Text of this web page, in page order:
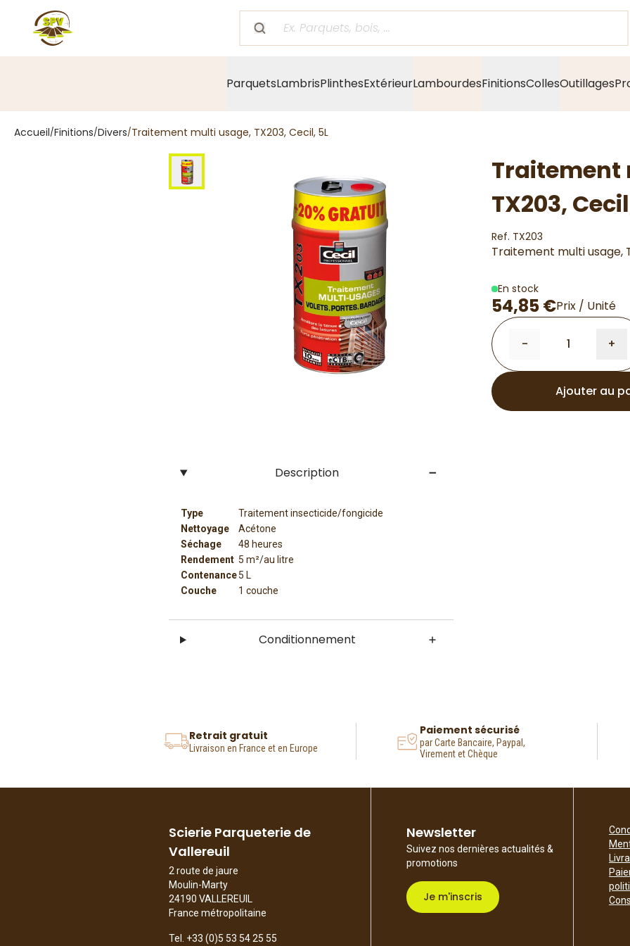
ParquetsLambrisPlinthesExtérieurLambourdesFinitionsCollesOutillages
Accueil Finitions Divers Traitement multi usage, TX203, Cecil, 5L
Traitement
TX203,
Ref. TX203
Traitement multi usage,
En stock
54,85 €Prix / Unité
- +
Ajouter au
Description
Type
Traitement insecticide/fongicide
Nettoyage
Acétone
Séchage
48 heures
Rendement 5 m²/au litre
Contenance5 L
Couche
1 couche
Conditionnement
Retrait gratuit
Livraison en France et en Europe
Paiement sécurisé
par Carte Bancaire, Paypal,
Virement et Chèque
Scierie Parqueterie de
Vallereuil
2 route de jaure
Moulin-Marty
24190 VALLEREUIL
France métropolitaine
Tel. +33 (0)5 53 54 25 55
Newsletter
Suivez nos dernières actualités &
promotions
Je m'inscris